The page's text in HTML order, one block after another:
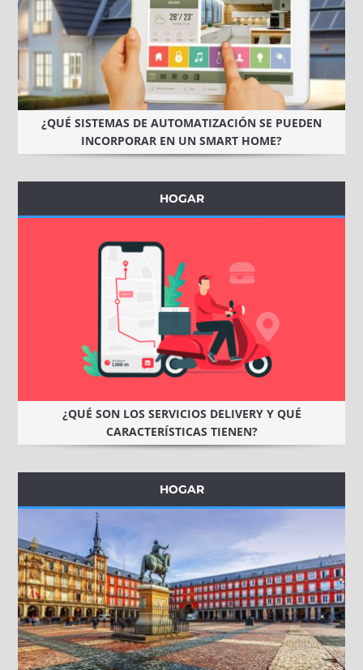
¿QUÉ SISTEMAS DE AUTOMATIZACIÓN SE PUEDEN
INCORPORAR EN UN SMART HOME?
HOGAR
¿QUÉ SON LOS SERVICIOS DELIVERY Y QUÉ
CARACTERÍSTICAS TIENEN?
HOGAR